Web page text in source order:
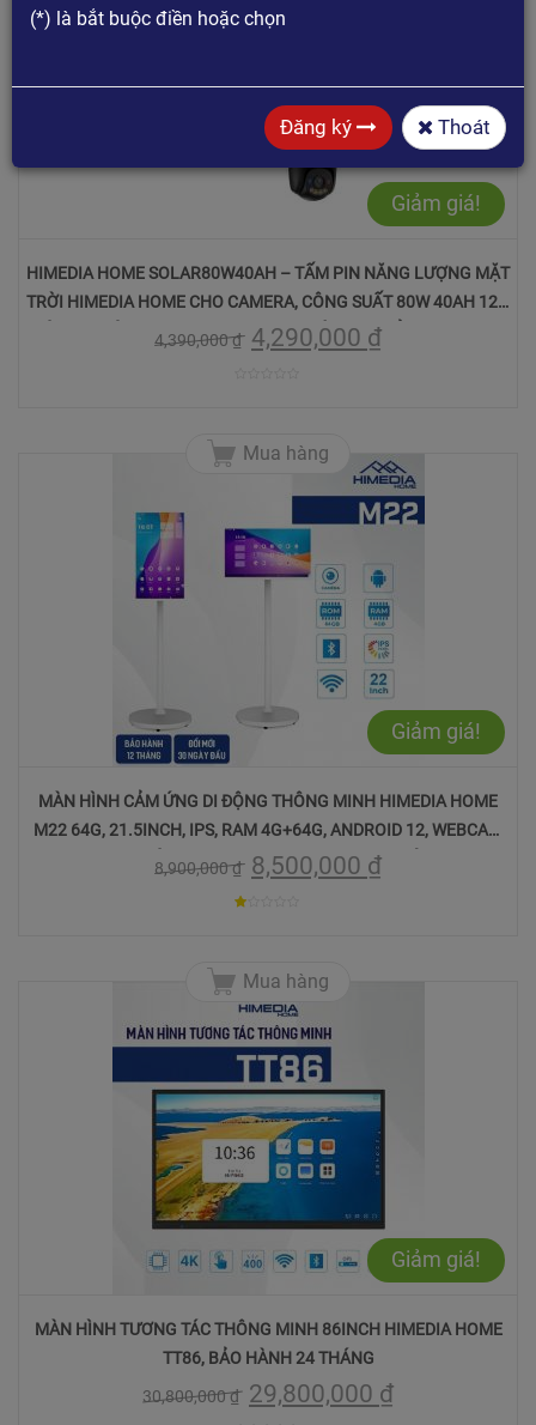
Giảm giá!
HIMEDIA HOME SOLAR80W40AH – TẤM PIN NĂNG LƯỢNG MẶT
TRỜI HIMEDIA HOME CHO CAMERA, CÔNG SUẤT 80W 40AH 12V,
KÍCH THƯỚC: 895 × 535 × 30 (MM), THỜI GIAN SỬ DỤNG 120H,
4,390,000₫ 4,290,000 ₫
Mua hàng
Giảm giá!
MÀN HÌNH CẢM ỨNG DI ĐỘNG THÔNG MINH HIMEDIA HOME
M22 64G, 21.5INCH, IPS, RAM 4G+64G, ANDROID 12, WEBCAM
5MPX, TÍCH HỢP PIN 8000MAH, BH 12 THÁNG
8,900,000₫ 8,500,000 ₫
5Mua hàng
Giảm giá!
MÀN HÌNH TƯƠNG TÁC THÔNG MINH 86INCH HIMEDIA HOME
TT86, BẢO HÀNH 24 THÁNG
30,800,000₫ 29,800,000 ₫
(*) là bắt buộc điền hoặc chọn
Đăng ký Thoát